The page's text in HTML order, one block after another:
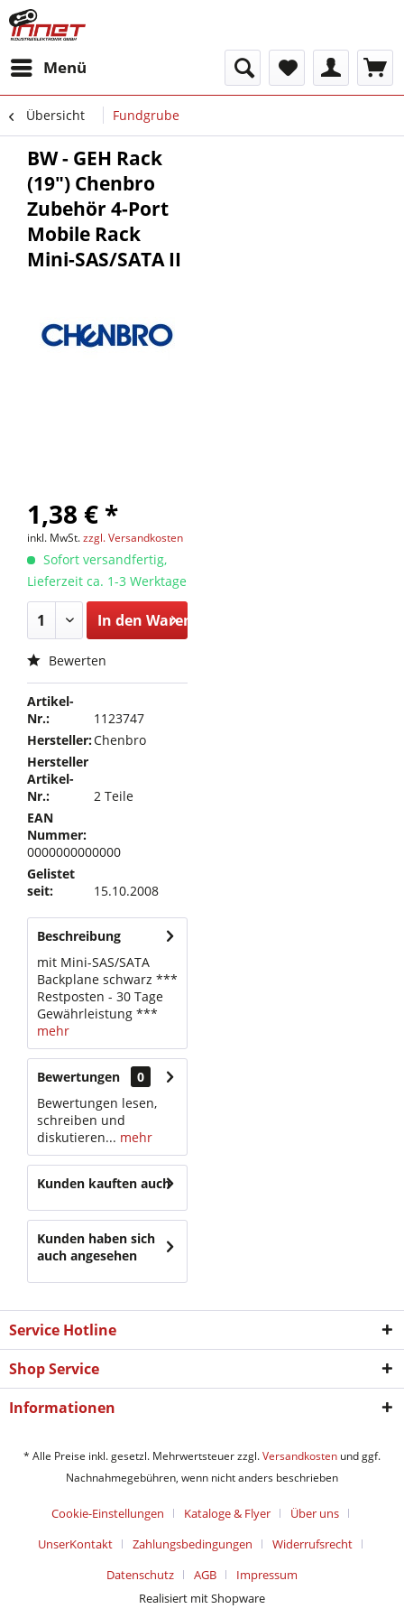
Menü
Übersicht Fundgrube
BW - GEH Rack
(19") Chenbro
Zubehör 4-Port
Mobile Rack
Mini-SAS/SATA II
1,38 € *
inkl. MwSt.zzgl. Versandkosten
Sofort versandfertig,
Lieferzeit ca. 1-3 Werktage
In den Warenkorb
Bewerten
Artikel-
Nr.:
1123747
Hersteller:Chenbro
Hersteller
Artikel-
Nr.:
2 Teile
EAN
Nummer:
0000000000000
Gelistet
seit:
15.10.2008
Beschreibung
mit Mini-SAS/SATA
Backplane schwarz ***
Restposten - 30 Tage
Gewährleistung ***
mehr
Bewertungen
0
Bewertungen lesen,
schreiben und
diskutieren... mehr
Kunden kauften auch
Kunden haben sich
auch angesehen
Service Hotline
Shop Service
Informationen
* Alle Preise inkl. gesetzl. Mehrwertsteuer zzgl.Versandkosten und ggf.
Nachnahmegebühren, wenn nicht anders beschrieben
Cookie-Einstellungen Kataloge & Flyer
Über uns
UnserKontakt
Zahlungsbedingungen
Widerrufsrecht
Datenschutz
AGB
Impressum
Realisiert mit Shopware